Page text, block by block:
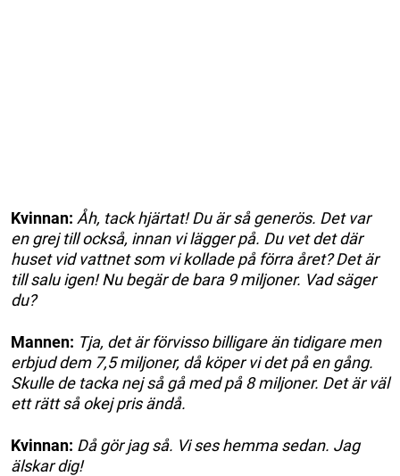
Kvinnan: Åh, tack hjärtat! Du är så generös. Det var
en grej till också, innan vi lägger på. Du vet det där
huset vid vattnet som vi kollade på förra året? Det är
till salu igen! Nu begär de bara 9 miljoner. Vad säger
du?
Mannen: Tja, det är förvisso billigare än tidigare men
erbjud dem 7,5 miljoner, då köper vi det på en gång.
Skulle de tacka nej så gå med på 8 miljoner. Det är väl
ett rätt så okej pris ändå.
Kvinnan: Då gör jag så. Vi ses hemma sedan. Jag
älskar dig!